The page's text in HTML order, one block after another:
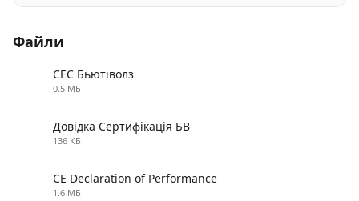
Файли
СЕС Бьютіволз
0.5 МБ
Довідка Сертифікація БВ
136 КБ
CE Declaration of Performance
1.6 МБ